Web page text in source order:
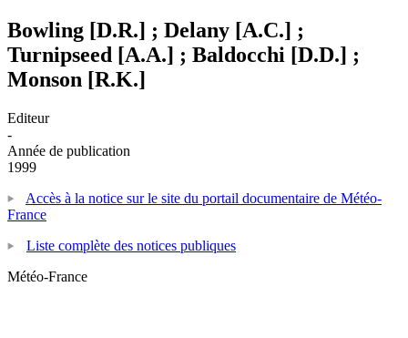
Bowling [D.R.] ; Delany [A.C.] ;
Turnipseed [A.A.] ; Baldocchi [D.D.] ;
Monson [R.K.]
Editeur
-
Année de publication
1999
Accès à la notice sur le site du portail documentaire de Météo-
France
Liste complète des notices publiques
Météo-France